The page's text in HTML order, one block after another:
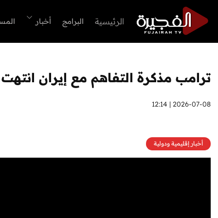
الرئيسية البرامج أخبار
ترامب مذكرة التفاهم مع إيران انتهت
2026-07-08 | 12:14
أخبار إقليمية ودولية